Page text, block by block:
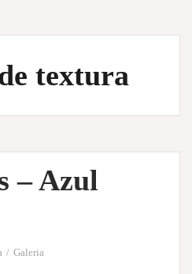
textura
– Azul
Galeria